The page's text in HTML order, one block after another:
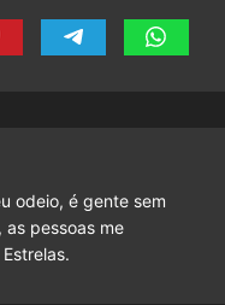
odeio, é gente sem
as pessoas me